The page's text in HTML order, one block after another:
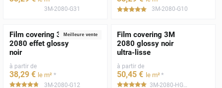
3M-2080-G31 *****
3M-2080-G10
Meilleure vente
Film covering 3M
2080 effet glossy
noir
à partir de
38,29 € le m² *
*****3M-2080-G12
Film covering 3M
2080 glossy noir
ultra-lisse
à partir de
50,45 € le m²*
***** 3M-2080-HG12